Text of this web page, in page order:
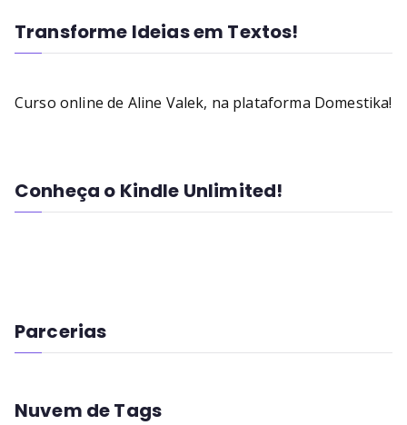
Transforme Ideias em Textos!
Curso online de Aline Valek, na plataforma Domestika!
Conheça o Kindle Unlimited!
Parcerias
Nuvem de Tags